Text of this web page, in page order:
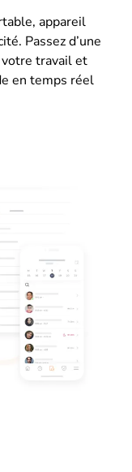
appareil
Passez d’une
votre travail et
en temps réel